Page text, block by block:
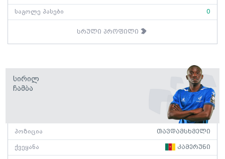
საგოლე პასები 0
სრული პროფილი
Სირილ
Ჩამბა
პოზიცია თავდამსხმელი
ქვეყანა კამერუნი